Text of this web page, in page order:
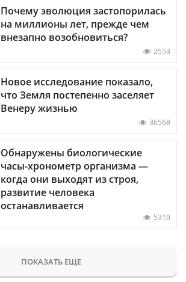
Почему эволюция застопорилась
на миллионы лет, прежде чем
внезапно возобновиться?
2553
Новое исследование показало,
что Земля постепенно заселяет
Венеру жизнью
36568
Обнаружены биологические
часы-хронометр организма —
когда они выходят из строя,
развитие человека
останавливается
5310
ПОКАЗАТЬ ЕЩЕ